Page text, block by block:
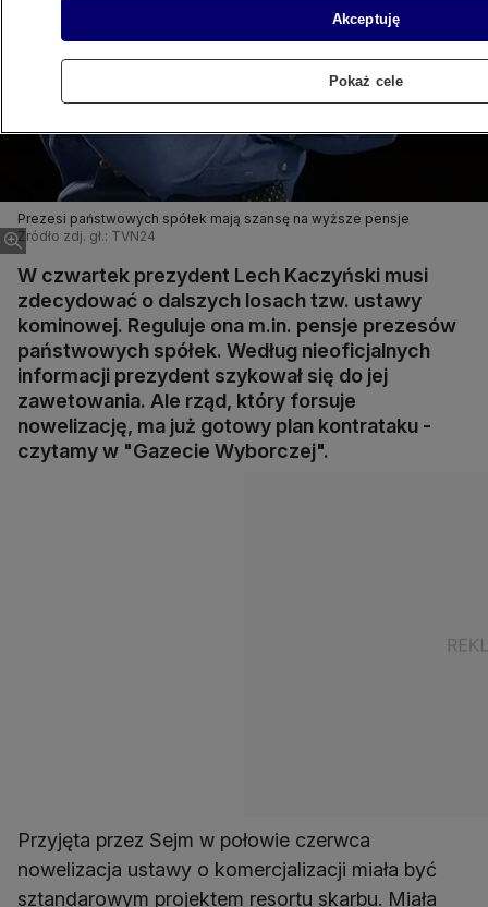
Prezesi państwowych spółek mają szansę na wyższe pensje
Źródło zdj. gł.: TVN24
W czwartek prezydent Lech Kaczyński musi
zdecydować o dalszych losach tzw. ustawy
kominowej. Reguluje ona m.in. pensje prezesów
państwowych spółek. Według nieoficjalnych
informacji prezydent szykował się do jej
zawetowania. Ale rząd, który forsuje
nowelizację, ma już gotowy plan kontrataku -
czytamy w "Gazecie Wyborczej".
Przyjęta przez Sejm w połowie czerwca
nowelizacja ustawy o komercjalizacji miała być
sztandarowym projektem resortu skarbu. Miała
Akceptuję
Pokaż cele